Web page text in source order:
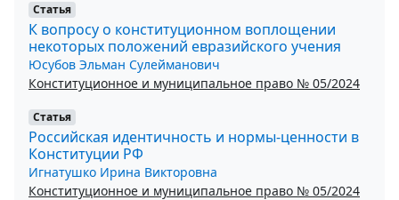
Статья
К вопросу о конституционном воплощении
некоторых положений евразийского учения
Юсубов Эльман Сулейманович
Конституционное и муниципальное право № 05/2024
Статья
Российская идентичность и нормы-ценности в
Конституции РФ
Игнатушко Ирина Викторовна
Конституционное и муниципальное право № 05/2024